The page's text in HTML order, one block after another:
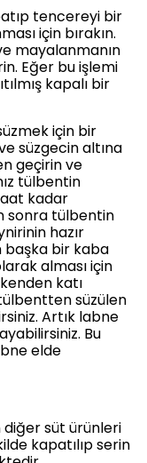
tencereyi bir
için bırakın.
mayalanmanın
Eğer bu işlemi
kapalı bir
için bir
süzgecin altına
geçirin ve
tülbentin
kadar
sonra tülbentin
hazır
başka bir kaba
alması için
katı
süzülen
Artık labne
Bu
elde
diğer süt ürünleri
kapatılıp serin